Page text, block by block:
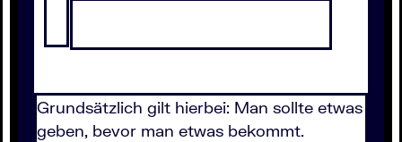
Grundsätzlich gilt hierbei: Man sollte etwas
geben, bevor man etwas bekommt.